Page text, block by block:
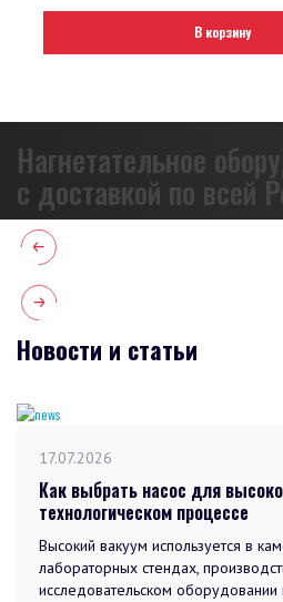
В корзину
Нагнетательное
с доставкой по всей
Новости и статьи
17.07.2026
Как выбрать насос для
технологическом процессе
Высокий вакуум используется в
лабораторных стендах,
исследовательском